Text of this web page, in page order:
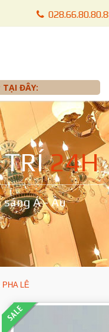
TẠI ĐÂY:
TRÍ24H
Á - Âu
LÊ